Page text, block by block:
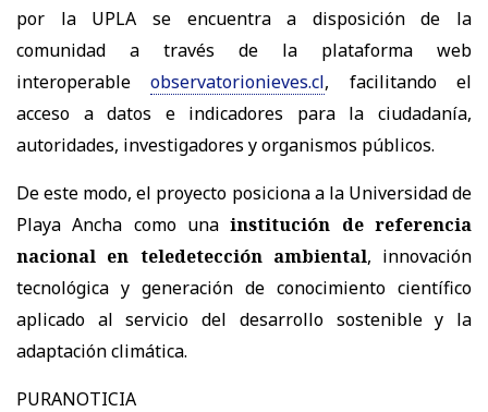
por la UPLA se encuentra a disposición de la
comunidad a través de la plataforma web
interoperable
observatorionieves.cl, facilitando el
acceso a datos e indicadores para la ciudadanía,
autoridades, investigadores y organismos públicos.
De este modo, el proyecto posiciona a la Universidad de
Playa Ancha como una institución de referencia
nacional en teledetección ambiental, innovación
tecnológica y generación de conocimiento científico
aplicado al servicio del desarrollo sostenible y la
adaptación climática.
PURANOTICIA